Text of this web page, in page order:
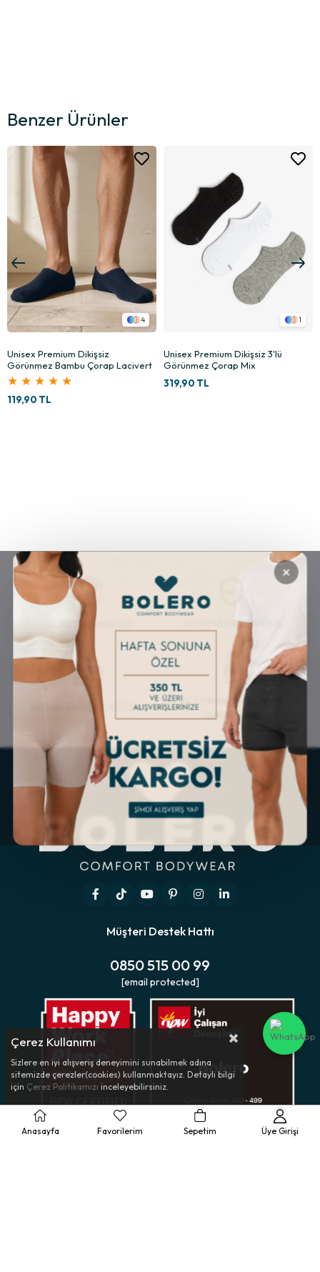
Benzer Ürünler
Erkek Premium Dikişsiz Babet
Çorap Gri
99,90 TL
Erkek Premium Dikişsiz Babet
Çorap Siyah
★ ★ ★
ÜCRETSİZ KARGO GÜVENLİ ALIŞVERİŞ
KOLAY İADE & DEĞİŞİM
ALTERNATİF ÖDEME
İMKANLARI
Müşteri Destek Hattı
0850 515 00 99
[email protected]
Çerez Kullanımı
Sizlere en iyi alışveriş deneyimini sunabilmek adına
sitemizde çerezler(cookies) kullanmaktayız. Detaylı bilgi
için Çerez Politikamızı inceleyebilirsiniz.
Anasayfa Favorilerim Sepetim Üye Girişi
×